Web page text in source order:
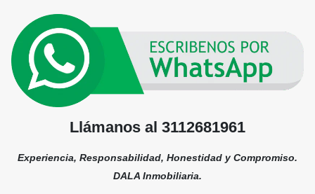
Llámanos al 3112681961
Experiencia, Responsabilidad, Honestidad y Compromiso.
DALA Inmobiliaria.